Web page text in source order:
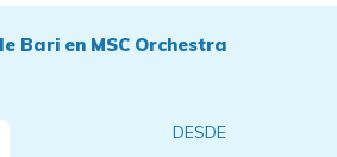
Bari en MSC Orchestra
DESDE